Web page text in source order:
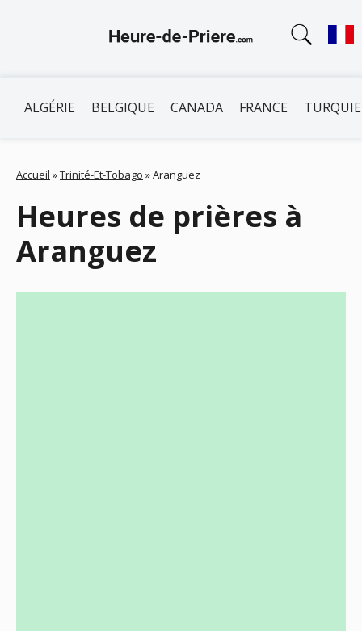
ALGÉRIE BELGIQUE CANADA FRANCE TURQUIE
Accueil »Trinité-Et-Tobago »Aranguez
Heures de prières à
Aranguez